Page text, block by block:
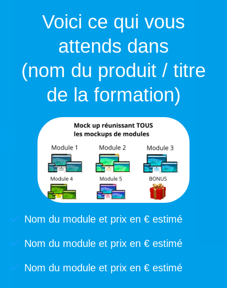
Voici ce qui vous
attends dans
(nom du produit / titre
de la formation)
Nom du module et prix en € estimé
Nom du module et prix en € estimé
Nom du module et prix en € estimé